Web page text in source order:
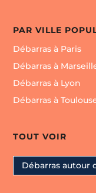
PAR VILLE
Débarras à Paris
Débarras à
Débarras à Lyon
Débarras à
TOUT VOIR
Débarras autour